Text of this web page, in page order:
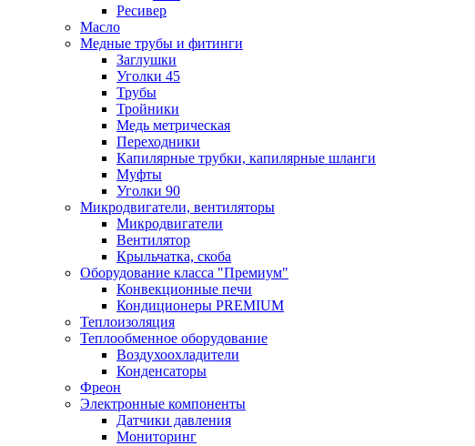
Ресивер
Масло
Медные трубы и фитинги
Заглушки
Уголки 45
Трубы
Тройники
Медь метрическая
Переходники
Капилярные трубки, капилярные шланги
Муфты
Уголки 90
Микродвигатели, вентиляторы
Микродвигатели
Вентилятор
Крыльчатка, скоба
Оборудование класса "Премиум"
Конвекционные печи
Кондиционеры PREMIUM
Теплоизоляция
Теплообменное оборудование
Воздухоохладители
Конденсаторы
Фреон
Электронные компоненты
Датчики давления
Мониторинг